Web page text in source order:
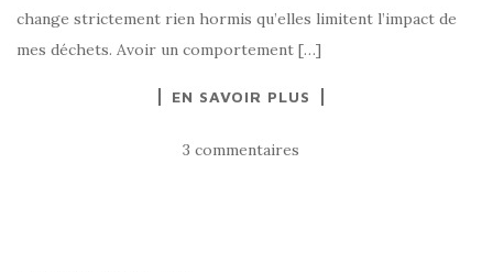
change strictement rien hormis qu’elles limitent l’impact de
mes déchets. Avoir un comportement […]
EN SAVOIR PLUS
3 commentaires